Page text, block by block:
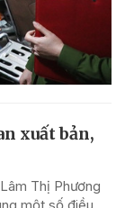
xuất bản,
Thị Phương